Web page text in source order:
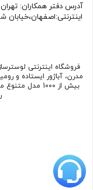
فروشگاه اینترنتی
مدرن، آباژور ایستاده و
بیش از 1000